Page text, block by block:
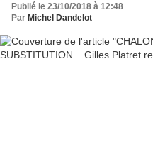
Publié le 23/10/2018 à 12:48
Par Michel Dandelot